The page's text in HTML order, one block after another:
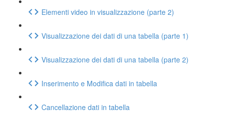
Elementi video in visualizzazione (parte 2)
Visualizzazione dei dati di una tabella (parte 1)
Visualizzazione dei dati di una tabella (parte 2)
Inserimento e Modifica dati in tabella
Cancellazione dati in tabella